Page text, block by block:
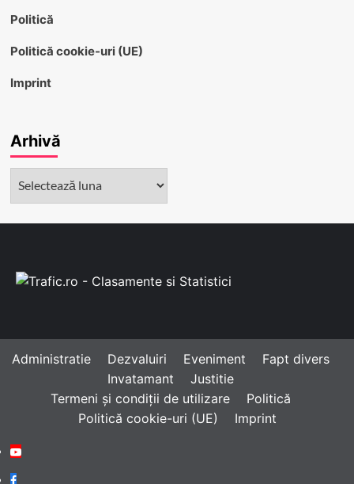
Politică
Politică cookie-uri (UE)
Imprint
Arhivă
Administratie Dezvaluiri Eveniment
Fapt divers
Invatamant
Justitie
Termeni și condiții de utilizare
Politică
Politică cookie-uri (UE)
Imprint
Youtube
Facebook